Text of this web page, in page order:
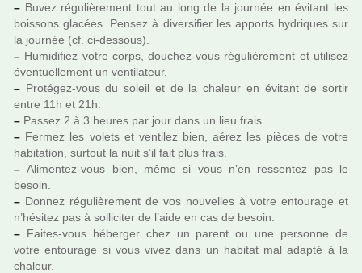
– Buvez régu­liè­re­ment tout au long de la jour­née en évitant les
bois­sons gla­cées. Pensez à diver­si­fier les apports hydri­ques sur
la jour­née (cf. ci-des­sous).
– Humidifiez votre corps, dou­chez-vous régu­liè­re­ment et uti­li­sez
éventuellement un ven­ti­la­teur.
– Protégez-vous du soleil et de la cha­leur en évitant de sortir
entre 11h et 21h.
– Passez 2 à 3 heures par jour dans un lieu frais.
– Fermez les volets et ven­ti­lez bien, aérez les pièces de votre
habi­ta­tion, sur­tout la nuit s’il fait plus frais.
– Alimentez-vous bien, même si vous n’en res­sen­tez pas le
besoin.
– Donnez régu­liè­re­ment de vos nou­vel­les à votre entou­rage et
n’hési­tez pas à sol­li­ci­ter de l’aide en cas de besoin.
– Faites-vous héber­ger chez un parent ou une per­sonne de
votre entou­rage si vous vivez dans un habi­tat mal adapté à la
cha­leur.